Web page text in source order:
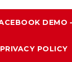
DEMO
PRIVACY POLICY